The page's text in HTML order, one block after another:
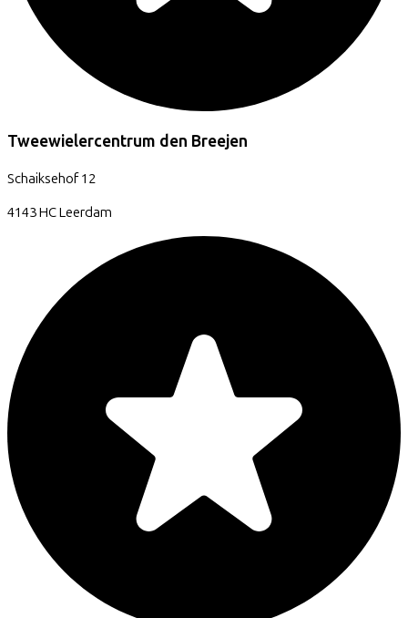
Tweewielercentrum den Breejen
Schaiksehof 12
4143 HCLeerdam